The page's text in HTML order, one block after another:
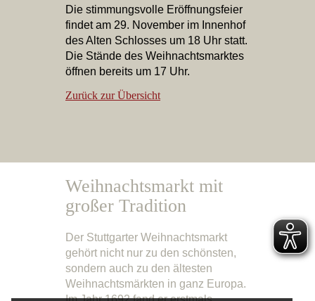
Die stimmungsvolle Eröffnungsfeier
findet am 29. November im Innenhof
des Alten Schlosses um 18 Uhr statt.
Die Stände des Weihnachtsmarktes
öffnen bereits um 17 Uhr.
Zurück zur Übersicht
Weihnachtsmarkt mit
großer Tradition
Der Stuttgarter Weihnachtsmarkt
gehört nicht nur zu den schönsten,
sondern auch zu den ältesten
Weihnachtsmärkten in ganz Europa.